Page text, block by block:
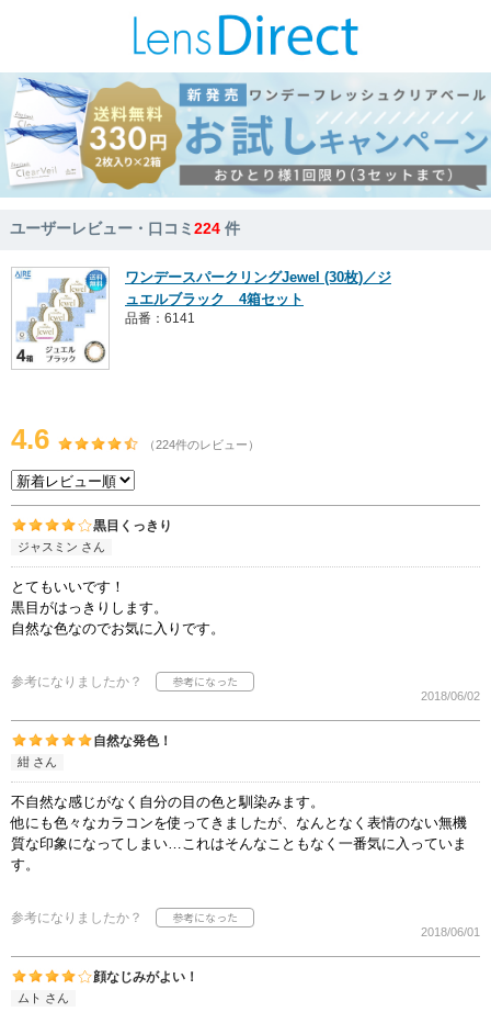
ユーザーレビュー・口コミ224 件
ワンデースパークリングJewel (30枚)／ジ
ュエルブラック 4箱セット
品番：6141
4.6 （224件のレビュー）
黒目くっきり
ジャスミン さん
とてもいいです！
黒目がはっきりします。
自然な色なのでお気に入りです。
参考になりましたか？
2018/06/02
自然な発色！
紺 さん
不自然な感じがなく自分の目の色と馴染みます。
他にも色々なカラコンを使ってきましたが、なんとなく表情のない無機
質な印象になってしまい…これはそんなこともなく一番気に入っていま
す。
参考になりましたか？
2018/06/01
顔なじみがよい！
ムト さん